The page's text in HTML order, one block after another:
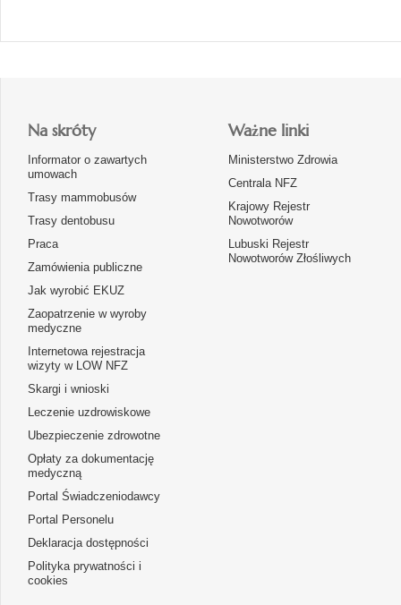
Na skróty
Informator o zawartych
umowach
Trasy mammobusów
Trasy dentobusu
Praca
Zamówienia publiczne
Jak wyrobić EKUZ
Zaopatrzenie w wyroby
medyczne
Internetowa rejestracja
wizyty w LOW NFZ
Skargi i wnioski
Leczenie uzdrowiskowe
Ubezpieczenie zdrowotne
Opłaty za dokumentację
medyczną
Portal Świadczeniodawcy
Portal Personelu
Deklaracja dostępności
Polityka prywatności i
cookies
Ważne linki
Ministerstwo Zdrowia
Centrala NFZ
Krajowy Rejestr
Nowotworów
Lubuski Rejestr
Nowotworów Złośliwych